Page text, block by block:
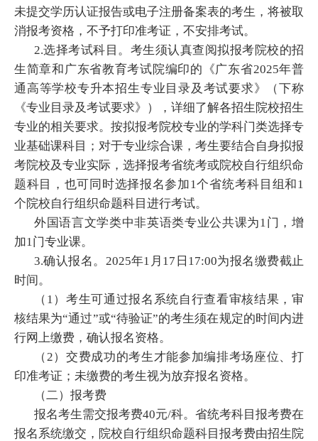
未提交学历认证报告或电子注册备案表的考生，将被取
消报考资格，不予打印准考证，不安排考试。
2.选择考试科目。考生须认真查阅拟报考院校的招
生简章和广东省教育考试院编印的《广东省2025年普
通高等学校专升本招生专业目录及考试要求》（下称
《专业目录及考试要求》），详细了解各招生院校招生
专业的相关要求。按拟报考院校专业的学科门类选择专
业基础课科目；对于专业综合课，考生要结合自身拟报
考院校及专业实际，选择报考省统考或院校自行组织命
题科目，也可同时选择报名参加1个省统考科目组和1
个院校自行组织命题科目进行考试。
外国语言文学类中非英语类专业公共课为1门，增
加1门专业课。
3.确认报名。2025年1月17日17:00为报名缴费截止
时间。
（1）考生可通过报名系统自行查看审核结果，审
核结果为“通过”或“待验证”的考生须在规定的时间内进
行网上缴费，确认报名资格。
（2）交费成功的考生才能参加编排考场座位、打
印准考证；未缴费的考生视为放弃报名资格。
（二）报考费
报名考生需交报考费40元/科。省统考科目报考费在
报名系统缴交，院校自行组织命题科目报考费由招生院